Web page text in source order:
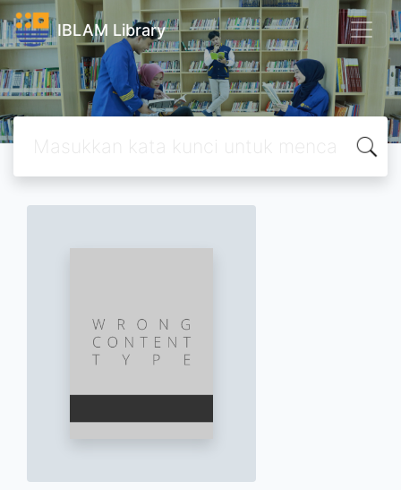
IBLAM Library